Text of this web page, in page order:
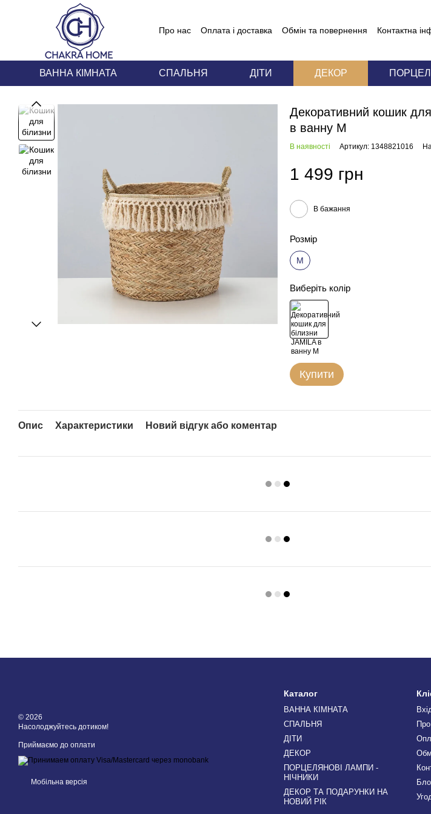
Перейти до основного контенту
Про нас Оплата і доставка Обмін та повернення
Контактна
ВАННА КІМНАТА СПАЛЬНЯ ДІТИ ДЕКОР
Декоративний кошик
в ванну M
В наявності Артикул: 1348821016
1 499 грн
В бажання
Розмір
M
Виберіть колір
Купити
Опис Характеристики Новий відгук або коментар
© 2026
Насолоджуйтесь дотиком!
Приймаємо до оплати
Мобільна версія
Каталог
ВАННА КІМНАТА
СПАЛЬНЯ
ДІТИ
ДЕКОР
ПОРЦЕЛЯНОВІ ЛАМПИ -
НІЧНИКИ
ДЕКОР ТА ПОДАРУНКИ НА
НОВИЙ РІК